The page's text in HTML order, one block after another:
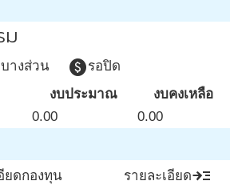
ม
บางส่วน paidรอปิด
งบประมาณ
งบคงเหลือ
0.00 0.00
ยดกองทุน รายละเอียดread_more